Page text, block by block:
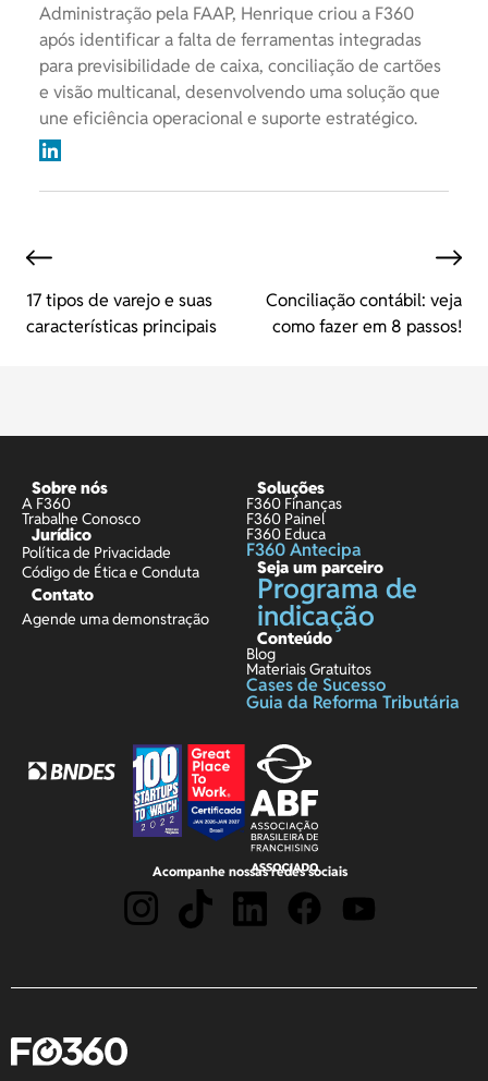
Administração pela FAAP, Henrique criou a F360
após identificar a falta de ferramentas integradas
para previsibilidade de caixa, conciliação de cartões
e visão multicanal, desenvolvendo uma solução que
une eficiência operacional e suporte estratégico.
17 tipos de varejo e suas
características principais
Conciliação contábil: veja
como fazer em 8 passos!
Sobre nós
A F360
Trabalhe Conosco
Jurídico
Política de Privacidade
Código de Ética e Conduta
Contato
Agende uma demonstração
Soluções
F360 Finanças
F360 Painel
F360 Educa
F360 Antecipa
Seja um parceiro
Programa de
indicação
Conteúdo
Blog
Materiais Gratuitos
Cases de Sucesso
Guia da Reforma Tributária
Acompanhe nossas redes sociais